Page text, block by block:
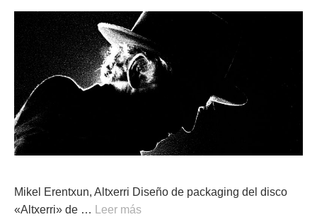
Mikel Erentxun, Altxerri Diseño de packaging del disco
«Altxerri» de …
Leer más